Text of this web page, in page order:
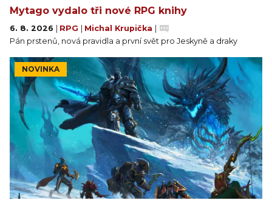
Mytago vydalo tři nové RPG knihy
6. 8. 2026 RPG Michal Krupička
Pán prstenů, nová pravidla a první svět pro Jeskyně a draky
NOVINKA